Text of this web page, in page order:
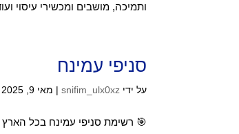
ותמיכה, מושבים ומכשירי עיסוי
סניפי עמינח
על ידיsnifim_ulx0xz
| מאי 9, 2025
🎯 רשימת סניפי עמינח בכל הארץ